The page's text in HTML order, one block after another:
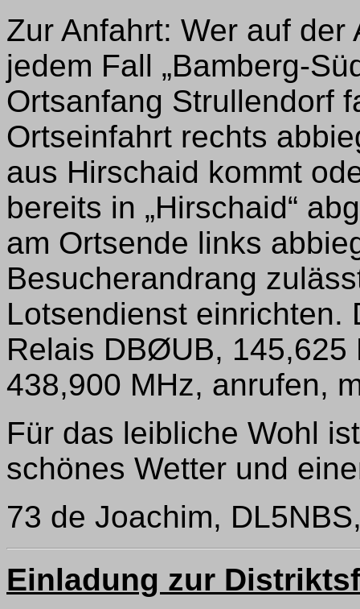
Zur Anfahrt: Wer auf
jedem Fall „Bamberg-
Ortsanfang Strullendorf
Ortseinfahrt rechts
aus Hirschaid kommt
bereits in „Hirschaid“
am Ortsende links
Besucherandrang
Lotsendienst einrichten.
Relais DBØUB, 145,625
438,900 MHz, anrufen,
Für das leibliche Wohl
schönes Wetter und
73 de Joachim,
Einladung zur